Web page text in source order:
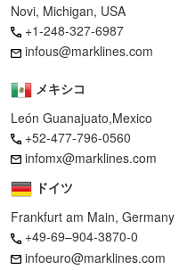
Novi, Michigan, USA
+1-248-327-6987
infous@marklines.com
メキシコ
León Guanajuato,Mexico
+52-477-796-0560
infomx@marklines.com
ドイツ
Frankfurt am Main, Germany
+49-69–904-3870-0
infoeuro@marklines.com